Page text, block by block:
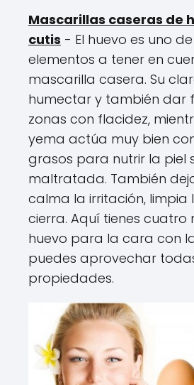
Mascarillas caseras de
cutis - El huevo es uno
elementos a tener en
mascarilla casera. Su
humectar y también dar
zonas con flacidez,
yema actúa muy bien
grasos para nutrir la piel
maltratada. También
calma la irritación, limpia
cierra. Aquí tienes cuatro
huevo para la cara con
puedes aprovechar
propiedades.